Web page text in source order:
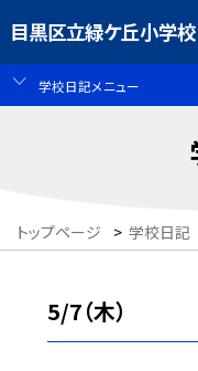
目黒区立緑ケ丘小学校
学校日記メニュー
トップページ > 学校日記
5/7（木）